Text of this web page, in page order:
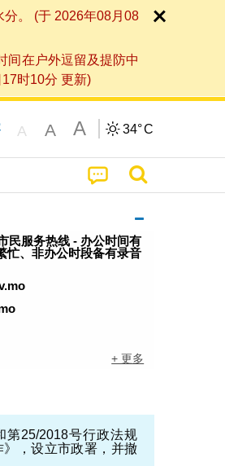
。 (于 2026年08月08
间在户外逗留及提防中
时10分 更新)
A A A 34°C
民服务热线 - 办公时间有
忙、非办公时段备有录音
+ 更多
第25/2018号行政法规
》，设立市政署，并撤